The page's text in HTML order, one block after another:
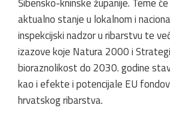
aktualno stanje u lokalnom i
inspekcijski nadzor u ribarstvu te
izazove koje Natura 2000 i
bioraznolikost do 2030. godine
kao i efekte i potencijale EU
hrvatskog ribarstva.